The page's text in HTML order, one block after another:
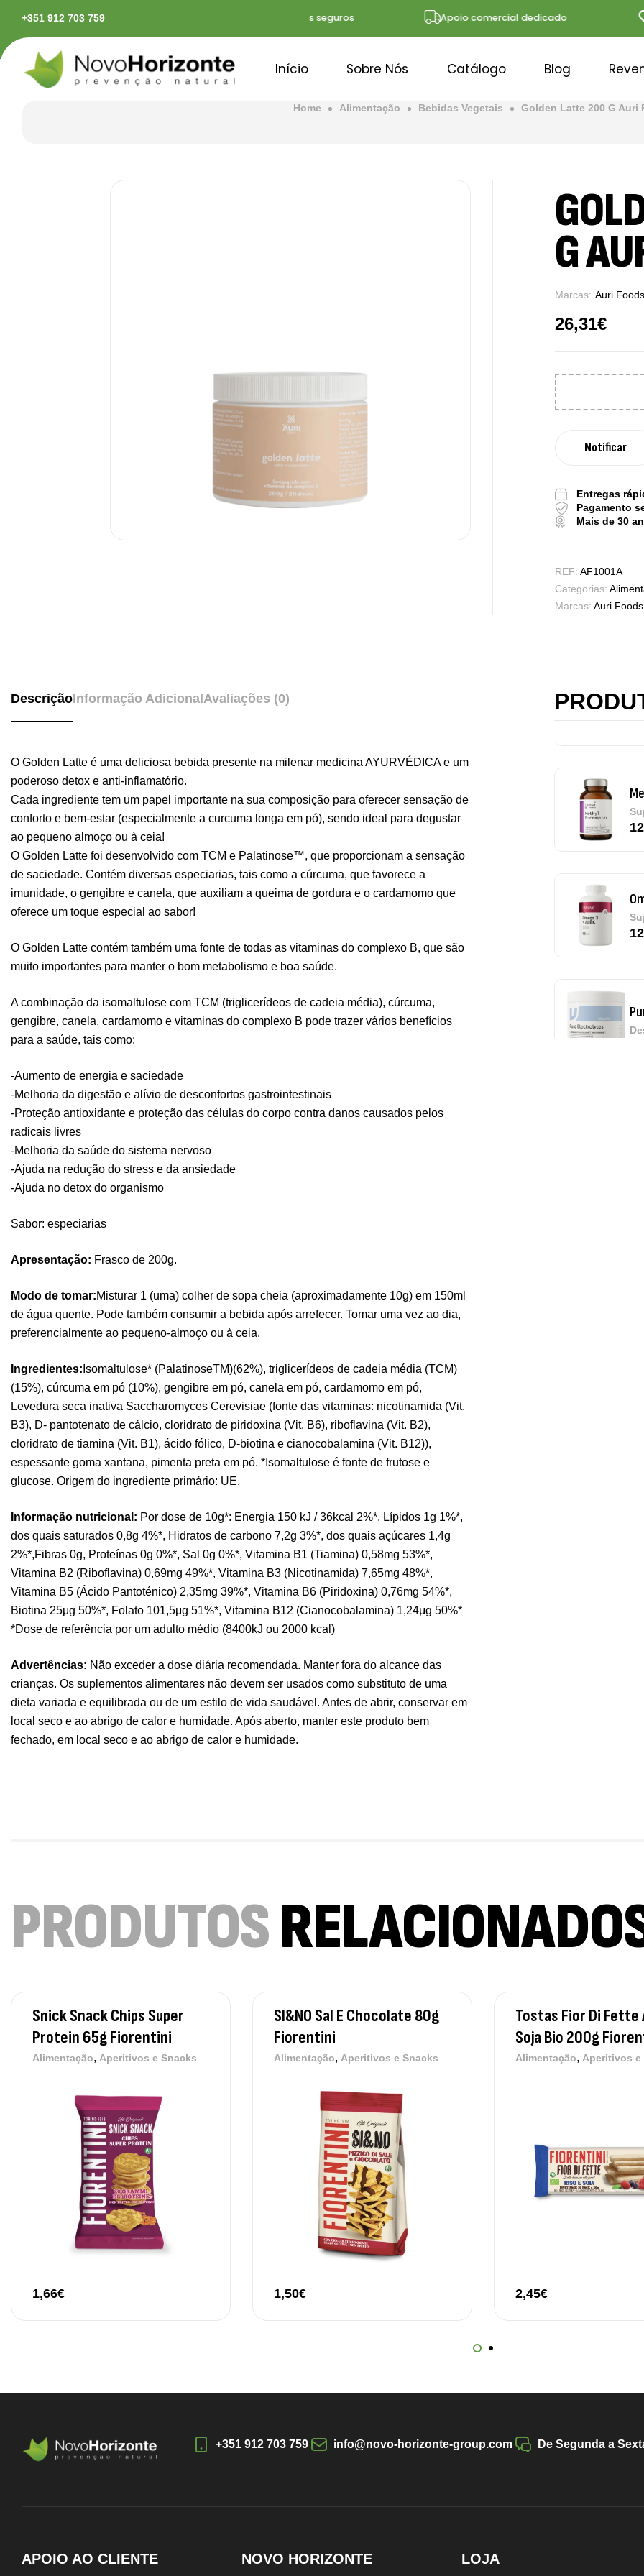
+351 912 703 759
em território continental Pagamentos seguros Apoio comercial dedicado
Início Sobre Nós Catálogo Blog
Home Alimentação Bebidas Vegetais Golden Latte 200 G Auri
G
Marcas: Auri Foods
26,31€
Entregas
Pagamento
Mais de 30
REF: AF1001A
Categorias:
Marcas: Auri Foods
DescriçãoInformação Adicional Avaliações (0)
O Golden Latte é uma deliciosa bebida presente na milenar medicina AYURVÉDICA e um
poderoso detox e anti-inflamatório.
Cada ingrediente tem um papel importante na sua composição para oferecer sensação de
conforto e bem-estar (especialmente a curcuma longa em pó), sendo ideal para degustar
ao pequeno almoço ou à ceia!
O Golden Latte foi desenvolvido com TCM e Palatinose™, que proporcionam a sensação
de saciedade. Contém diversas especiarias, tais como a cúrcuma, que favorece a
imunidade, o gengibre e canela, que auxiliam a queima de gordura e o cardamomo que
oferece um toque especial ao sabor!
O Golden Latte contém também uma fonte de todas as vitaminas do complexo B, que são
muito importantes para manter o bom metabolismo e boa saúde.
A combinação da isomaltulose com TCM (triglicerídeos de cadeia média), cúrcuma,
gengibre, canela, cardamomo e vitaminas do complexo B pode trazer vários benefícios
para a saúde, tais como:
-Aumento de energia e saciedade
-Melhoria da digestão e alívio de desconfortos gastrointestinais
-Proteção antioxidante e proteção das células do corpo contra danos causados pelos
radicais livres
-Melhoria da saúde do sistema nervoso
-Ajuda na redução do stress e da ansiedade
-Ajuda no detox do organismo
Sabor: especiarias
Apresentação: Frasco de 200g.
Modo de tomar:Misturar 1 (uma) colher de sopa cheia (aproximadamente 10g) em 150ml
de água quente. Pode também consumir a bebida após arrefecer. Tomar uma vez ao dia,
preferencialmente ao pequeno-almoço ou à ceia.
Ingredientes: Isomaltulose* (PalatinoseTM)(62%), triglicerídeos de cadeia média (TCM)
(15%), cúrcuma em pó (10%), gengibre em pó, canela em pó, cardamomo em pó,
Levedura seca inativa Saccharomyces Cerevisiae (fonte das vitaminas: nicotinamida (Vit.
B3), D- pantotenato de cálcio, cloridrato de piridoxina (Vit. B6), riboflavina (Vit. B2),
cloridrato de tiamina (Vit. B1), ácido fólico, D-biotina e cianocobalamina (Vit. B12)),
espessante goma xantana, pimenta preta em pó. *Isomaltulose é fonte de frutose e
glucose. Origem do ingrediente primário: UE.
Informação nutricional: Por dose de 10g*: Energia 150 kJ / 36kcal 2%*, Lípidos 1g 1%*,
dos quais saturados 0,8g 4%*, Hidratos de carbono 7,2g 3%*, dos quais açúcares 1,4g
2%*,Fibras 0g, Proteínas 0g 0%*, Sal 0g 0%*, Vitamina B1 (Tiamina) 0,58mg 53%*,
Vitamina B2 (Riboflavina) 0,69mg 49%*, Vitamina B3 (Nicotinamida) 7,65mg 48%*,
Vitamina B5 (Ácido Pantoténico) 2,35mg 39%*, Vitamina B6 (Piridoxina) 0,76mg 54%*,
Biotina 25μg 50%*, Folato 101,5μg 51%*, Vitamina B12 (Cianocobalamina) 1,24μg 50%*
*Dose de referência por um adulto médio (8400kJ ou 2000 kcal)
Advertências: Não exceder a dose diária recomendada. Manter fora do alcance das
crianças. Os suplementos alimentares não devem ser usados como substituto de uma
dieta variada e equilibrada ou de um estilo de vida saudável. Antes de abrir, conservar em
local seco e ao abrigo de calor e humidade. Após aberto, manter este produto bem
fechado, em local seco e ao abrigo de calor e humidade.
Pure
Triple
Ostrovit
Vitamin D3 +
PRODUTOS
Snick Snack Chips Super
Protein 65g Fiorentini
Alimentação, Aperitivos e Snacks
1,66€
SI&NO Sal E Chocolate 80g
Fiorentini
Alimentação, Aperitivos e Snacks
1,50€
Tostas Fior Di Fette
Soja Bio 200g
Alimentação, Aperitivos e
2,45€
+351 912 703 759 info@novo-horizonte-group.com De Segunda a
APOIO AO CLIENTE NOVO HORIZONTE LOJA